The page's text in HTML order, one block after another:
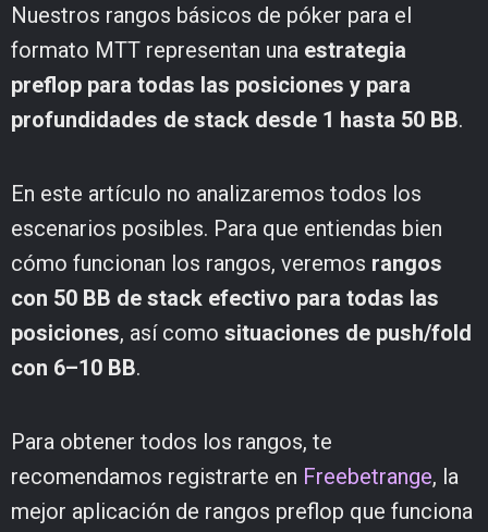
Nuestros rangos básicos de póker para el
formato MTT representan una estrategia
preflop para todas las posiciones y para
profundidades de stack desde 1 hasta 50 BB.
En este artículo no analizaremos todos los
escenarios posibles. Para que entiendas bien
cómo funcionan los rangos, veremos rangos
con 50 BB de stack efectivo para todas las
posiciones, así como situaciones de push/fold
con 6–10 BB.
Para obtener todos los rangos, te
recomendamos registrarte en Freebetrange, la
mejor aplicación de rangos preflop que funciona